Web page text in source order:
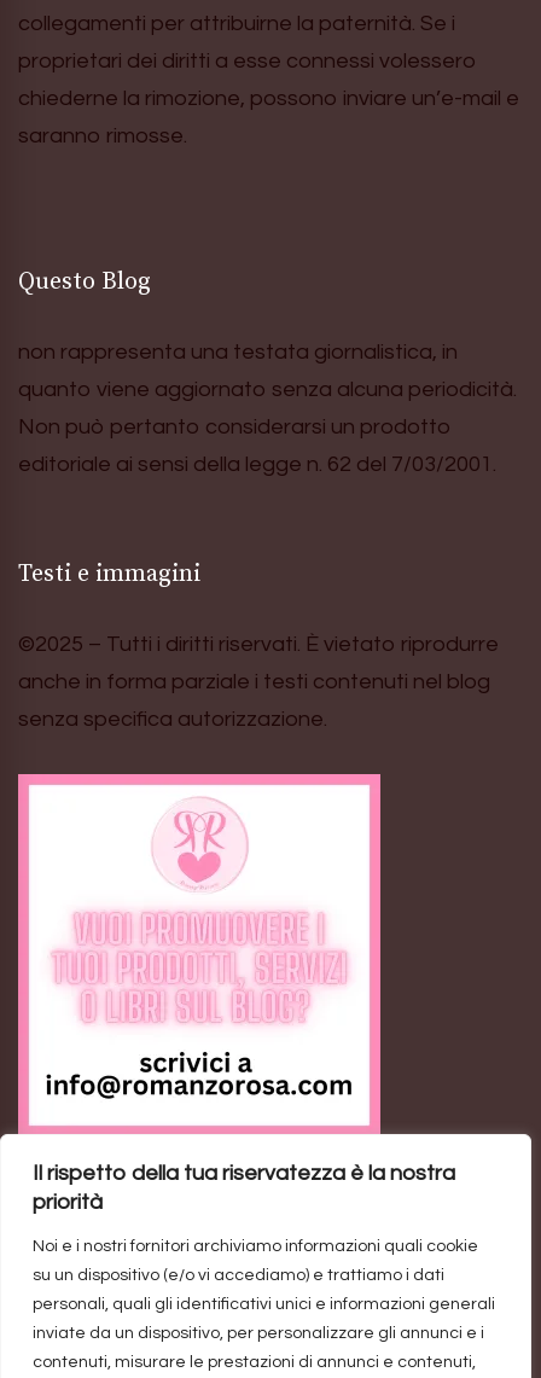
Il rispetto della tua riservatezza è la nostra
priorità
Noi e i nostri fornitori archiviamo informazioni quali cookie
su un dispositivo (e/o vi accediamo) e trattiamo i dati
personali, quali gli identificativi unici e informazioni generali
inviate da un dispositivo, per personalizzare gli annunci e i
contenuti, misurare le prestazioni di annunci e contenuti,
collegamenti per attribuirne la paternità. Se i
proprietari dei diritti a esse connessi volessero
chiederne la rimozione, possono inviare un’e-mail e
saranno rimosse.
Questo Blog
non rappresenta una testata giornalistica, in
quanto viene aggiornato senza alcuna periodicità.
Non può pertanto considerarsi un prodotto
editoriale ai sensi della legge n. 62 del 7/03/2001.
Testi e immagini
©2025 – Tutti i diritti riservati. È vietato riprodurre
anche in forma parziale i testi contenuti nel blog
senza specifica autorizzazione.
Feed RSS
Ann the Loser: il romance contemporaneo sulla
rivincita personale
Trend di vendite del genere rosa: un’industria da un